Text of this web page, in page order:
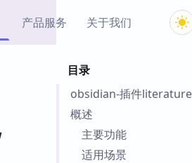
产品服务
Obsidian
关于我们
目录
obsidian-插件
概述
主要功能
适用场景